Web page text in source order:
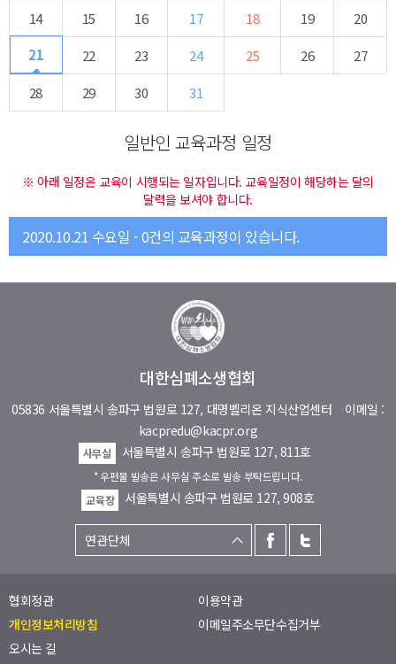
14
15 16 17 18 19
20
21
22 23 24 25 26
27
28
29 30 31
일반인 교육과정 일정
※ 아래 일정은 교육이 시행되는 일자입니다. 교육일정이 해당하는 달의
달력을 보셔야 합니다.
2020.10.21 수요일 - 0건의 교육과정이 있습니다.
대한심폐소생협회
05836 서울특별시 송파구 법원로 127, 대명벨리온 지식산업센터 이메일 :
kacpredu@kacpr.org
사무실 서울특별시 송파구 법원로 127, 811호
* 우편물 발송은 사무실 주소로 발송 부탁드립니다.
교육장
서울특별시 송파구 법원로 127, 908호
협회정관
이용약관
개인정보처리방침
이메일주소무단수집거부
오시는 길